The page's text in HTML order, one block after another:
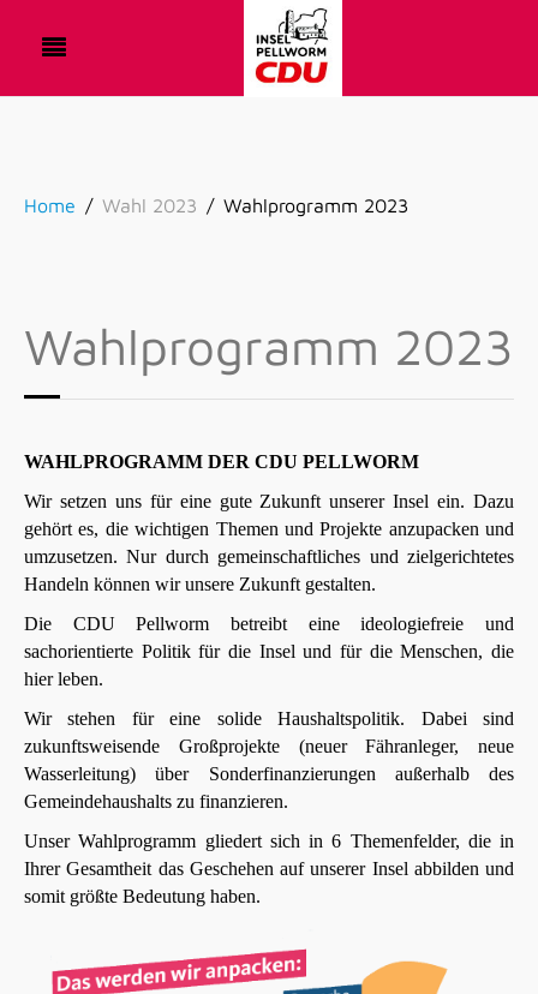
Home Wahl 2023 Wahlprogramm 2023
Wahlprogramm 2023
WAHLPROGRAMM DER CDU PELLWORM
Wir setzen uns für eine gute Zukunft unserer Insel ein. Dazu
gehört es, die wichtigen Themen und Projekte anzupacken und
umzusetzen. Nur durch gemeinschaftliches und zielgerichtetes
Handeln können wir unsere Zukunft gestalten.
Die CDU Pellworm betreibt eine ideologiefreie und
sachorientierte Politik für die Insel und für die Menschen, die
hier leben.
Wir stehen für eine solide Haushaltspolitik. Dabei sind
zukunftsweisende Großprojekte (neuer Fähranleger, neue
Wasserleitung) über Sonderfinanzierungen außerhalb des
Gemeindehaushalts zu finanzieren.
Unser Wahlprogramm gliedert sich in 6 Themenfelder, die in
Ihrer Gesamtheit das Geschehen auf unserer Insel abbilden und
somit größte Bedeutung haben.